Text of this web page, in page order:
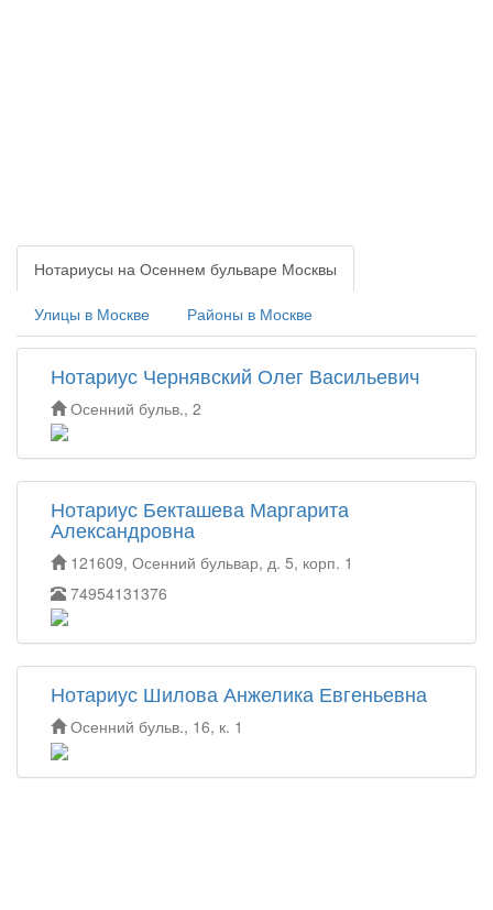
Нотариусы на Осеннем бульваре Москвы
Улицы в Москве Районы в Москве
Нотариус Чернявский Олег Васильевич
Осенний бульв., 2
Нотариус Бекташева Маргарита
Александровна
121609, Осенний бульвар, д. 5, корп. 1
74954131376
Нотариус Шилова Анжелика Евгеньевна
Осенний бульв., 16, к. 1